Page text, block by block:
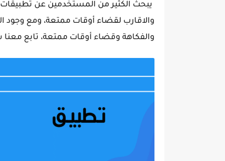
يبحث الكثير من المستخدمين عن تطبيقات
والاقارب لقضاء أوقات ممتعة، ومع وجود
والفكاهة وقضاء أوقات ممتعة، تابع معنا